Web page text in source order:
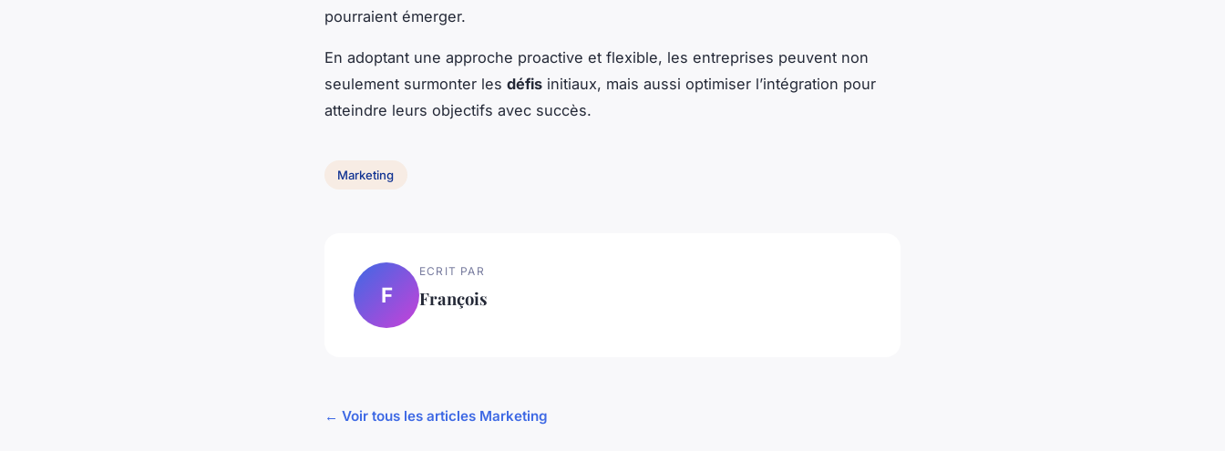
pourraient émerger.
En adoptant une approche proactive et flexible, les entreprises peuvent non
seulement surmonter les défis initiaux, mais aussi optimiser l’intégration pour
atteindre leurs objectifs avec succès.
Marketing
F
ECRIT PAR
François
← Voir tous les articles Marketing